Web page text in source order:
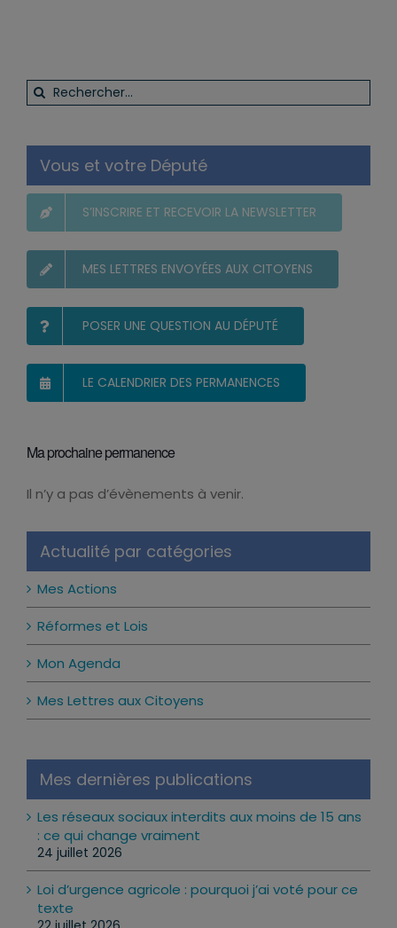
Rechercher:
Vous et votre Député
S’INSCRIRE ET RECEVOIR LA NEWSLETTER
MES LETTRES ENVOYÉES AUX CITOYENS
POSER UNE QUESTION AU DÉPUTÉ
LE CALENDRIER DES PERMANENCES
Actualité par catégories
Mes Actions
Réformes et Lois
Mon Agenda
Mes Lettres aux Citoyens
Mes dernières publications
Les réseaux sociaux interdits aux moins de 15 ans
: ce qui change vraiment
24 juillet 2026
Loi d’urgence agricole : pourquoi j’ai voté pour ce